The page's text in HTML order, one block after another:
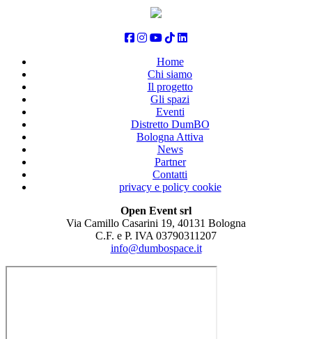
Home
Chi siamo
Il progetto
Gli spazi
Eventi
Distretto DumBO
Bologna Attiva
News
Partner
Contatti
privacy e policy cookie
Open Event srl
Via Camillo Casarini 19, 40131 Bologna
C.F. e P. IVA 03790311207
info@dumbospace.it